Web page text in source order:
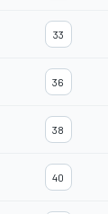
33
36
38
40